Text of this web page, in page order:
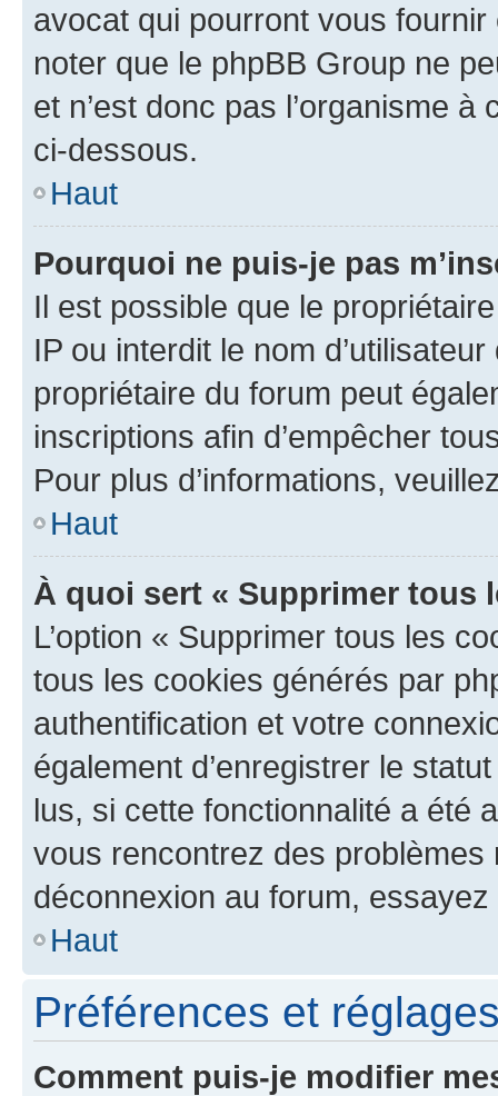
avocat qui pourront vous
noter que le phpBB Group ne
et n’est donc pas l’organisme
ci-dessous.
Haut
Pourquoi ne puis-je pas
Il est possible que le
IP ou interdit le nom
propriétaire du forum peut
inscriptions afin d’empêcher
Pour plus d’informations,
Haut
À quoi sert « Supprimer tous
L’option « Supprimer tous les
tous les cookies générés par
authentification et votre
également d’enregistrer le
lus, si cette fonctionnalité a été
vous rencontrez des
déconnexion au forum,
Haut
Préférences et
Comment puis-je modifier